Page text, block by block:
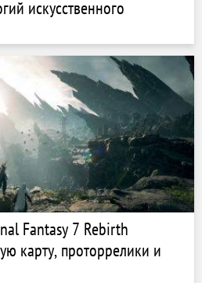
искусственного
Fantasy 7 Rebirth
карту, проторрелики и